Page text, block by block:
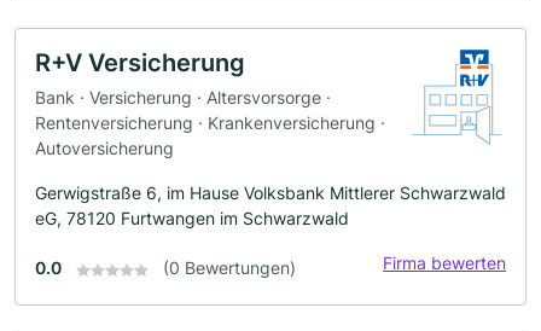
R+V Versicherung
Bank · Versicherung · Altersvorsorge ·
Rentenversicherung · Krankenversicherung ·
Autoversicherung
Gerwigstraße 6, im Hause Volksbank Mittlerer Schwarzwald
eG, 78120 Furtwangen im Schwarzwald
0.0 (0 Bewertungen) Firma bewerten